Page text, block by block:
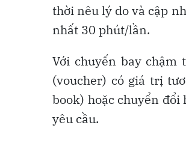
thời nêu lý do và cập
nhất 30 phút/lần.
Với chuyến bay chậm
(voucher) có giá trị
book) hoặc chuyển
yêu cầu.